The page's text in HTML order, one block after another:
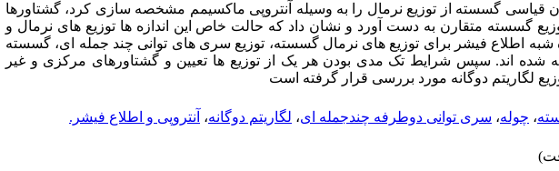
قیاسی گسسته از توزیع نرمال را به وسیله آنتروپی ماکسیمم مشخصه سازی کرد، گشتاورها
گسسته متقارن به دست آورد و نشان داد که حالت خاص این اندازه ها توزیع های نرمال و
شبه اطلاع فیشر برای توزیع های نرمال گسسته، توزیع سری های توانی چند جمله ای، گسسته
شده اند. سپس شرایط تک مدی بودن هر یک از توزیع ها تعیین و گشتاورهای مرکزی و غیر
لگاریتم دوگانه مورد بررسی قرار گرفته است
، چوله، سری توانی دوطرفه چندجمله ای، لگاریتم دوگانه، آنتروپی و اطلاع فیشر.